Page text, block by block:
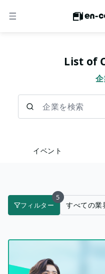
メニュー
List of
イベント
フィルター
5
すべての業